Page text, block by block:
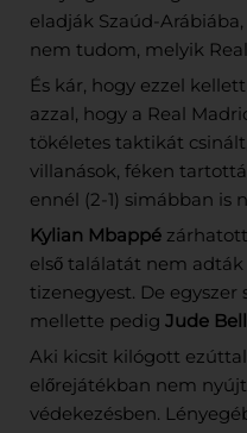
eladják Szaúd-
nem tudom, melyik
És kár, hogy ezzel
azzal, hogy a Real
tökéletes taktikát
villanások, féken
ennél (2-1) simábban is
Kylian Mbappé
első találatát nem
tizenegyest. De egyszer
mellette pedig Jude
Aki kicsit kilógott
előrejátékban nem
védekezésben.